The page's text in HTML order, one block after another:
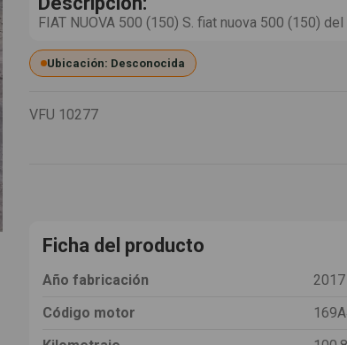
FIAT NUOVA 500 (150) S. fiat nuova 500 (150)
Ubicación: Desconocida
VFU 10277
Ficha del producto
Año fabricación
2017
Código motor